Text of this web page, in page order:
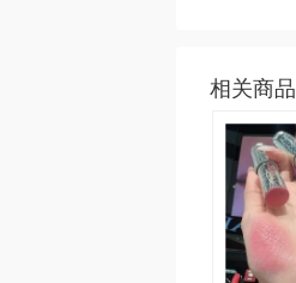
相关商品